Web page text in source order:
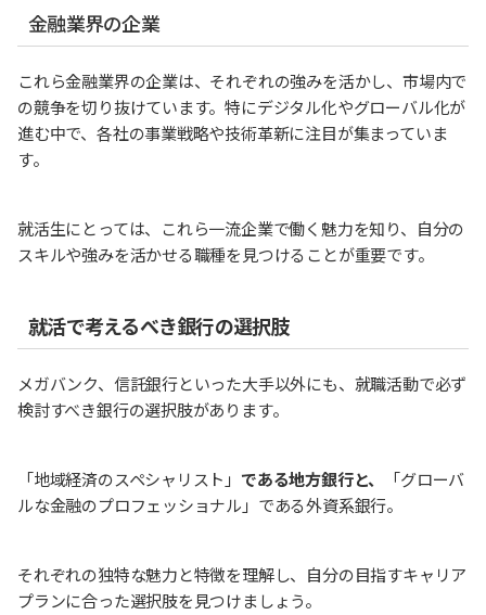
金融業界の企業
これら金融業界の企業は、それぞれの強みを活かし、市場内で
の競争を切り抜けています。特にデジタル化やグローバル化が
進む中で、各社の事業戦略や技術革新に注目が集まっていま
す。
就活生にとっては、これら一流企業で働く魅力を知り、自分の
スキルや強みを活かせる職種を見つけることが重要です。
就活で考えるべき銀行の選択肢
メガバンク、信託銀行といった大手以外にも、就職活動で必ず
検討すべき銀行の選択肢があります。
「地域経済のスペシャリスト」 である地方銀行と、
「グローバ
ルな金融のプロフェッショナル」である外資系銀行。
それぞれの独特な魅力と特徴を理解し、自分の目指すキャリア
プランに合った選択肢を見つけましょう。